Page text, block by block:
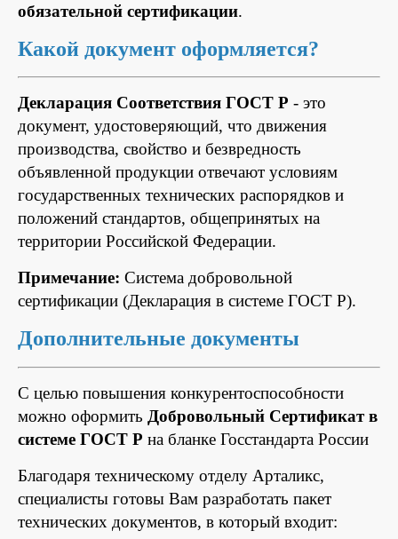
обязательной сертификации.
Какой документ оформляется?
Декларация Соответствия ГОСТ Р - это
документ, удостоверяющий, что движения
производства, свойство и безвредность
объявленной продукции отвечают условиям
государственных технических распорядков и
положений стандартов, общепринятых на
территории Российской Федерации.
Примечание: Система добровольной
сертификации (Декларация в системе ГОСТ Р).
Дополнительные документы
С целью повышения конкурентоспособности
можно оформить Добровольный Сертификат в
системе ГОСТ Р на бланке Госстандарта России
Благодаря техническому отделу Арталикс,
специалисты готовы Вам разработать пакет
технических документов, в который входит: